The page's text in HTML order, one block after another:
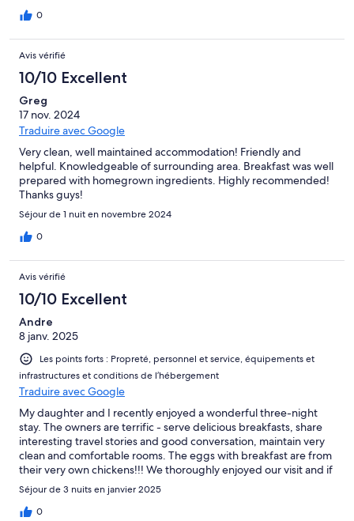
0
Avis vérifié
10/10 Excellent
Greg
17 nov. 2024
Traduire avec Google
Very clean, well maintained accommodation! Friendly and
helpful. Knowledgeable of surrounding area. Breakfast was well
prepared with homegrown ingredients. Highly recommended!
Thanks guys!
Séjour de 1 nuit en novembre 2024
0
Avis vérifié
10/10 Excellent
Andre
8 janv. 2025
Les points forts : Propreté, personnel et service, équipements et
infrastructures et conditions de l’hébergement
Traduire avec Google
My daughter and I recently enjoyed a wonderful three-night
stay. The owners are terrific - serve delicious breakfasts, share
interesting travel stories and good conversation, maintain very
clean and comfortable rooms. The eggs with breakfast are from
their very own chickens!!! We thoroughly enjoyed our visit and if
I’m ever fortunate enough to be in Genelle again, I’m staying
with Gordon and Todd!!
Séjour de 3 nuits en janvier 2025
0